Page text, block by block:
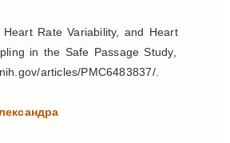
Rate Variability, and Heart
in the Safe Passage Study,
articles/PMC6483837/.